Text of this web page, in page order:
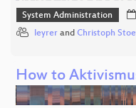
System Administration
leyrer and Christoph
How to